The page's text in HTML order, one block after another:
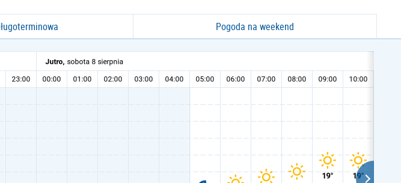
Pogoda na weekend